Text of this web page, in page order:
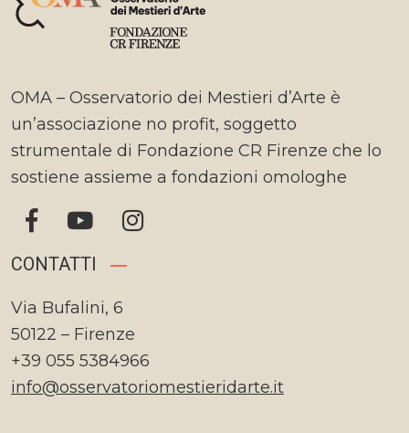
OMA – Osservatorio dei Mestieri d’Arte è
un’associazione no profit, soggetto
strumentale di Fondazione CR Firenze che lo
sostiene assieme a fondazioni omologhe
CONTATTI
Via Bufalini, 6
50122 – Firenze
+39 055 5384966
info@osservatoriomestieridarte.it